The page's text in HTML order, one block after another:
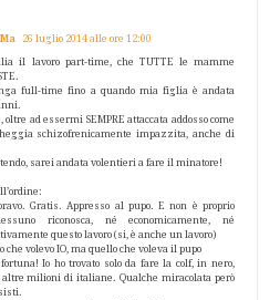
26 luglio 2014 alle ore 12:00
il lavoro part-time, che TUTTE le mamme
full-time fino a quando mia figlia è andata
ad essermi SEMPRE attaccata addosso come
schizofrenicamente impazzita, anche di
sarei andata volentieri a fare il minatore!
Gratis. Appresso al pupo. E non è proprio
riconosca, né economicamente, né
questo lavoro (si, è anche un lavoro)
che volevo IO, ma quello che voleva il pupo
Io ho trovato solo da fare la colf, in nero,
altre milioni di italiane. Qualche miracolata però